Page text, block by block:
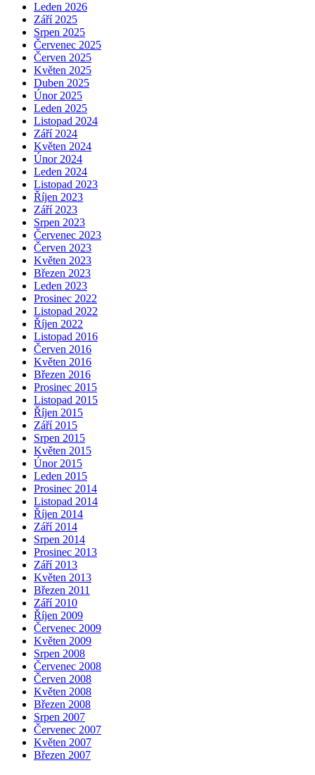
Leden 2026
Září 2025
Srpen 2025
Červenec 2025
Červen 2025
Květen 2025
Duben 2025
Únor 2025
Leden 2025
Listopad 2024
Září 2024
Květen 2024
Únor 2024
Leden 2024
Listopad 2023
Říjen 2023
Září 2023
Srpen 2023
Červenec 2023
Červen 2023
Květen 2023
Březen 2023
Leden 2023
Prosinec 2022
Listopad 2022
Říjen 2022
Listopad 2016
Červen 2016
Květen 2016
Březen 2016
Prosinec 2015
Listopad 2015
Říjen 2015
Září 2015
Srpen 2015
Květen 2015
Únor 2015
Leden 2015
Prosinec 2014
Listopad 2014
Říjen 2014
Září 2014
Srpen 2014
Prosinec 2013
Září 2013
Květen 2013
Březen 2011
Září 2010
Říjen 2009
Červenec 2009
Květen 2009
Srpen 2008
Červenec 2008
Červen 2008
Květen 2008
Březen 2008
Srpen 2007
Červenec 2007
Květen 2007
Březen 2007